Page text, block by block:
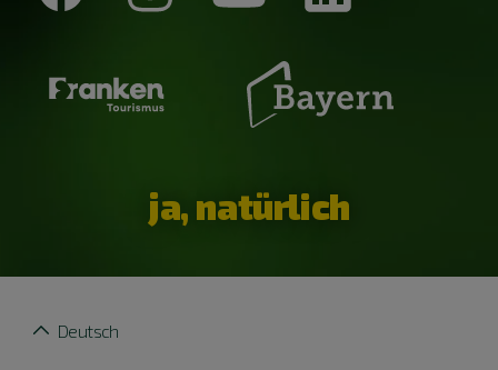
ja, natürlich
Deutsch